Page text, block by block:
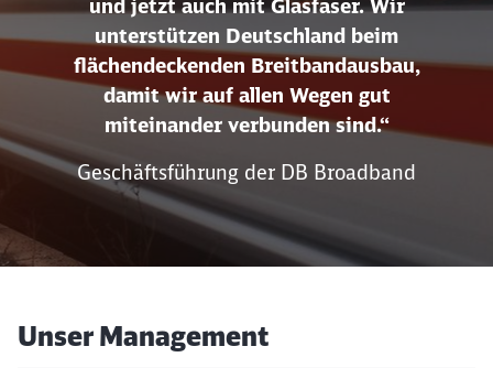
und jetzt auch mit Glasfaser. Wir
unterstützen Deutschland beim
flächendeckenden Breitbandausbau,
damit wir auf allen Wegen gut
miteinander verbunden sind.“
Geschäftsführung der DB Broadband
Unser Management